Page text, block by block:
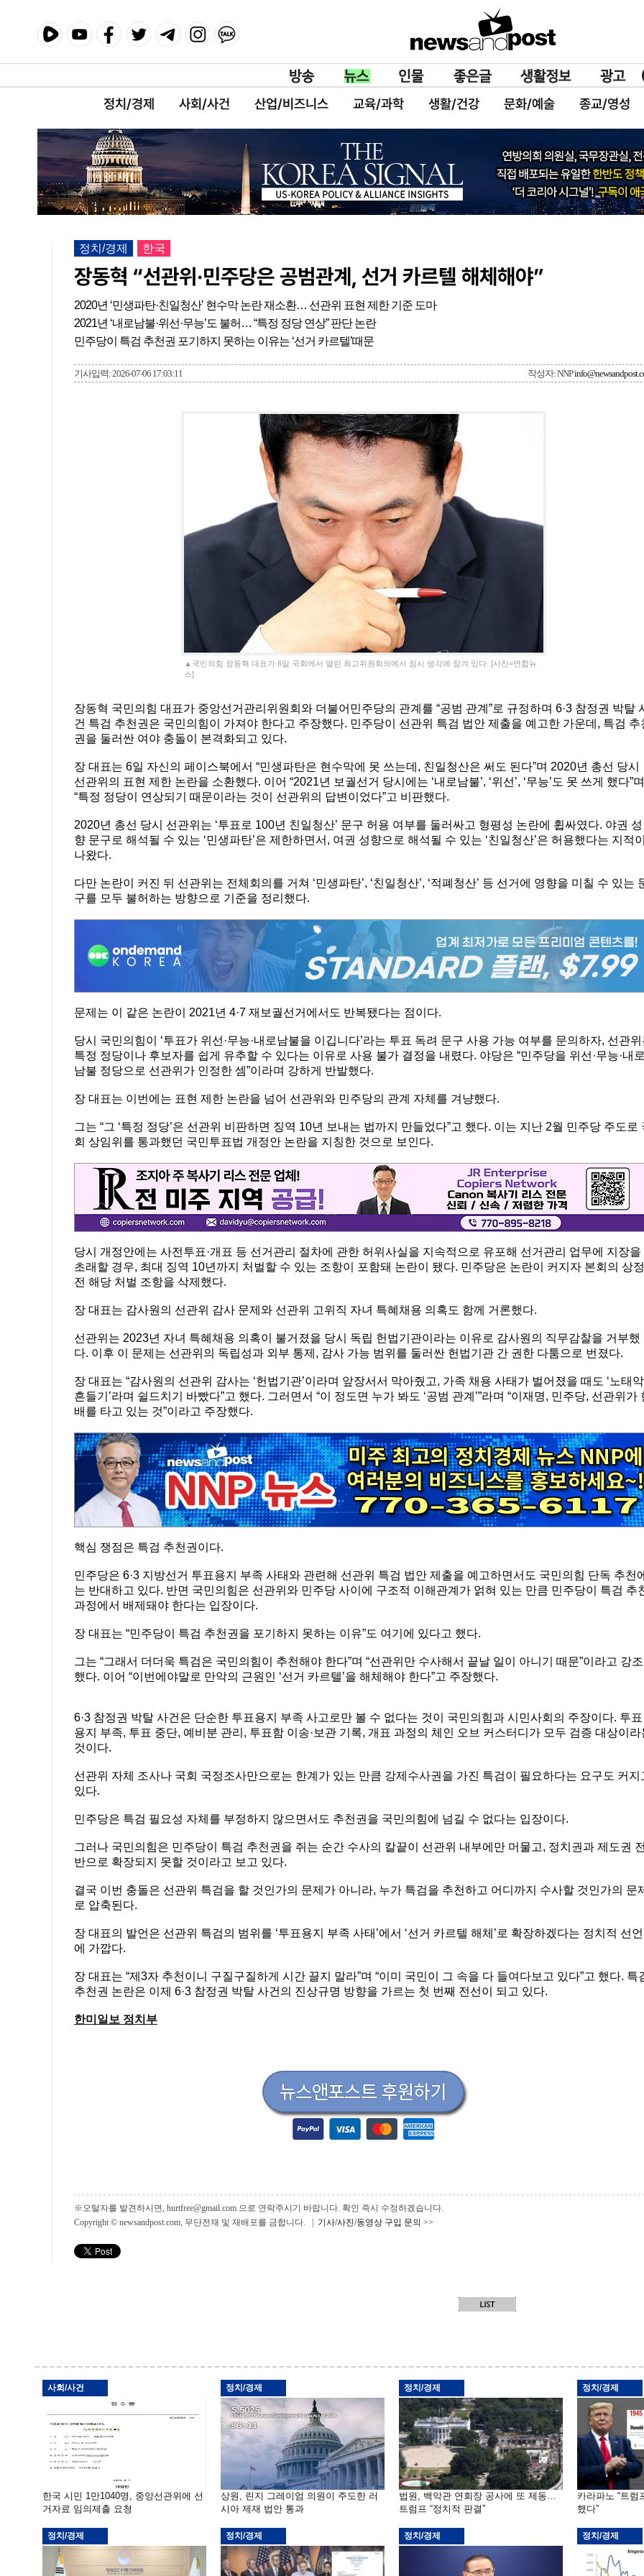
정치/경제 사회/사건 산업/비즈니스 교육/과학 생활/건강 문화/예술 종교/영성
정치/경제 한국
장동혁 “선관위·민주당은 공범관계, 선거 카르텔 해체해야”
2020년 ‘민생파탄·친일청산’ 현수막 논란 재소환… 선관위 표현 제한 기준 도마
2021년 ‘내로남불·위선·무능’도 불허… “특정 정당 연상” 판단 논란
민주당이 특검 추천권 포기하지 못하는 이유는 ‘선거 카르텔’때문
기사입력: 2026-07-06 17:03:11 작성자: NNP
▲국민의힘 장동혁 대표가 6일 국회에서 열린 최고위원회의에서 잠시 생각에 잠겨 있다. [사진=연합뉴
스]
장동혁 국민의힘 대표가 중앙선거관리위원회와 더불어민주당의 관계를 “공범 관계”로 규정하며 6·3 참정권 박탈
건 특검 추천권은 국민의힘이 가져야 한다고 주장했다. 민주당이 선관위 특검 법안 제출을 예고한 가운데, 특검 추
권을 둘러싼 여야 충돌이 본격화되고 있다.
장 대표는 6일 자신의 페이스북에서 “민생파탄은 현수막에 못 쓰는데, 친일청산은 써도 된다”며 2020년 총선 당시
선관위의 표현 제한 논란을 소환했다. 이어 “2021년 보궐선거 당시에는 ‘내로남불’, ‘위선’, ‘무능’도 못 쓰게 했다”며
“특정 정당이 연상되기 때문이라는 것이 선관위의 답변이었다”고 비판했다.
2020년 총선 당시 선관위는 ‘투표로 100년 친일청산’ 문구 허용 여부를 둘러싸고 형평성 논란에 휩싸였다. 야권 성
향 문구로 해석될 수 있는 ‘민생파탄’은 제한하면서, 여권 성향으로 해석될 수 있는 ‘친일청산’은 허용했다는 지적
나왔다.
다만 논란이 커진 뒤 선관위는 전체회의를 거쳐 ‘민생파탄’, ‘친일청산’, ‘적폐청산’ 등 선거에 영향을 미칠 수 있는
구를 모두 불허하는 방향으로 기준을 정리했다.
문제는 이 같은 논란이 2021년 4·7 재보궐선거에서도 반복됐다는 점이다.
당시 국민의힘이 ‘투표가 위선·무능·내로남불을 이깁니다’라는 투표 독려 문구 사용 가능 여부를 문의하자, 선관
특정 정당이나 후보자를 쉽게 유추할 수 있다는 이유로 사용 불가 결정을 내렸다. 야당은 “민주당을 위선·무능·내
남불 정당으로 선관위가 인정한 셈”이라며 강하게 반발했다.
장 대표는 이번에는 표현 제한 논란을 넘어 선관위와 민주당의 관계 자체를 겨냥했다.
그는 “그 ‘특정 정당’은 선관위 비판하면 징역 10년 보내는 법까지 만들었다”고 했다. 이는 지난 2월 민주당 주도로
회 상임위를 통과했던 국민투표법 개정안 논란을 지칭한 것으로 보인다.
당시 개정안에는 사전투표·개표 등 선거관리 절차에 관한 허위사실을 지속적으로 유포해 선거관리 업무에 지장을
초래할 경우, 최대 징역 10년까지 처벌할 수 있는 조항이 포함돼 논란이 됐다. 민주당은 논란이 커지자 본회의 상정
전 해당 처벌 조항을 삭제했다.
장 대표는 감사원의 선관위 감사 문제와 선관위 고위직 자녀 특혜채용 의혹도 함께 거론했다.
선관위는 2023년 자녀 특혜채용 의혹이 불거졌을 당시 독립 헌법기관이라는 이유로 감사원의 직무감찰을 거부했
다. 이후 이 문제는 선관위의 독립성과 외부 통제, 감사 가능 범위를 둘러싼 헌법기관 간 권한 다툼으로 번졌다.
장 대표는 “감사원의 선관위 감사는 ‘헌법기관’이라며 앞장서서 막아줬고, 가족 채용 사태가 벌어졌을 때도 ‘노태악
흔들기’라며 쉴드치기 바빴다”고 했다. 그러면서 “이 정도면 누가 봐도 ‘공범 관계’”라며 “이재명, 민주당, 선관위가
배를 타고 있는 것”이라고 주장했다.
핵심 쟁점은 특검 추천권이다.
민주당은 6·3 지방선거 투표용지 부족 사태와 관련해 선관위 특검 법안 제출을 예고하면서도 국민의힘 단독 추천
는 반대하고 있다. 반면 국민의힘은 선관위와 민주당 사이에 구조적 이해관계가 얽혀 있는 만큼 민주당이 특검 추
과정에서 배제돼야 한다는 입장이다.
장 대표는 “민주당이 특검 추천권을 포기하지 못하는 이유”도 여기에 있다고 했다.
그는 “그래서 더더욱 특검은 국민의힘이 추천해야 한다”며 “선관위만 수사해서 끝날 일이 아니기 때문”이라고 강조
했다. 이어 “이번에야말로 만악의 근원인 ‘선거 카르텔’을 해체해야 한다”고 주장했다.
6·3 참정권 박탈 사건은 단순한 투표용지 부족 사고로만 볼 수 없다는 것이 국민의힘과 시민사회의 주장이다. 투표
용지 부족, 투표 중단, 예비분 관리, 투표함 이송·보관 기록, 개표 과정의 체인 오브 커스터디가 모두 검증 대상이라
것이다.
선관위 자체 조사나 국회 국정조사만으로는 한계가 있는 만큼 강제수사권을 가진 특검이 필요하다는 요구도 커지
있다.
민주당은 특검 필요성 자체를 부정하지 않으면서도 추천권을 국민의힘에 넘길 수 없다는 입장이다.
그러나 국민의힘은 민주당이 특검 추천권을 쥐는 순간 수사의 칼끝이 선관위 내부에만 머물고, 정치권과 제도권
반으로 확장되지 못할 것이라고 보고 있다.
결국 이번 충돌은 선관위 특검을 할 것인가의 문제가 아니라, 누가 특검을 추천하고 어디까지 수사할 것인가의 문
로 압축된다.
장 대표의 발언은 선관위 특검의 범위를 ‘투표용지 부족 사태’에서 ‘선거 카르텔 해체’로 확장하겠다는 정치적 선언
에 가깝다.
장 대표는 “제3자 추천이니 구질구질하게 시간 끌지 말라”며 “이미 국민이 그 속을 다 들여다보고 있다”고 했다. 특
추천권 논란은 이제 6·3 참정권 박탈 사건의 진상규명 방향을 가르는 첫 번째 전선이 되고 있다.
한미일보 정치부
※오탈자를 발견하시면, hurtfree@gmail.com 으로 연락주시기 바랍니다. 확인 즉시 수정하겠습니다.
Copyright © newsandpost.com, 무단전재 및 재배포를 금합니다. | 기사/사진/동영상 구입 문의 >>
사회/사건
한국 시민 1만1040명, 중앙선관위에 선
거자료 임의제출 요청
정치/경제
상원, 린지 그레이엄 의원이 주도한 러
시아 제재 법안 통과
정치/경제
법원, 백악관 연회장 공사에 또 제동…
트럼프 “정치적 판결”
정치/경제
카라파노 “트럼
했다”
정치/경제 정치/경제 정치/경제 정치/경제